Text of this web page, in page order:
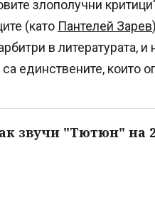
злополучни
(като Пантелей Зарев
в литературата, и
единствените, които
звучи "Тютюн" на